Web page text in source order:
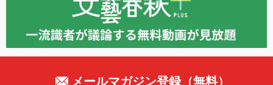
メールマガジン登録（無料）